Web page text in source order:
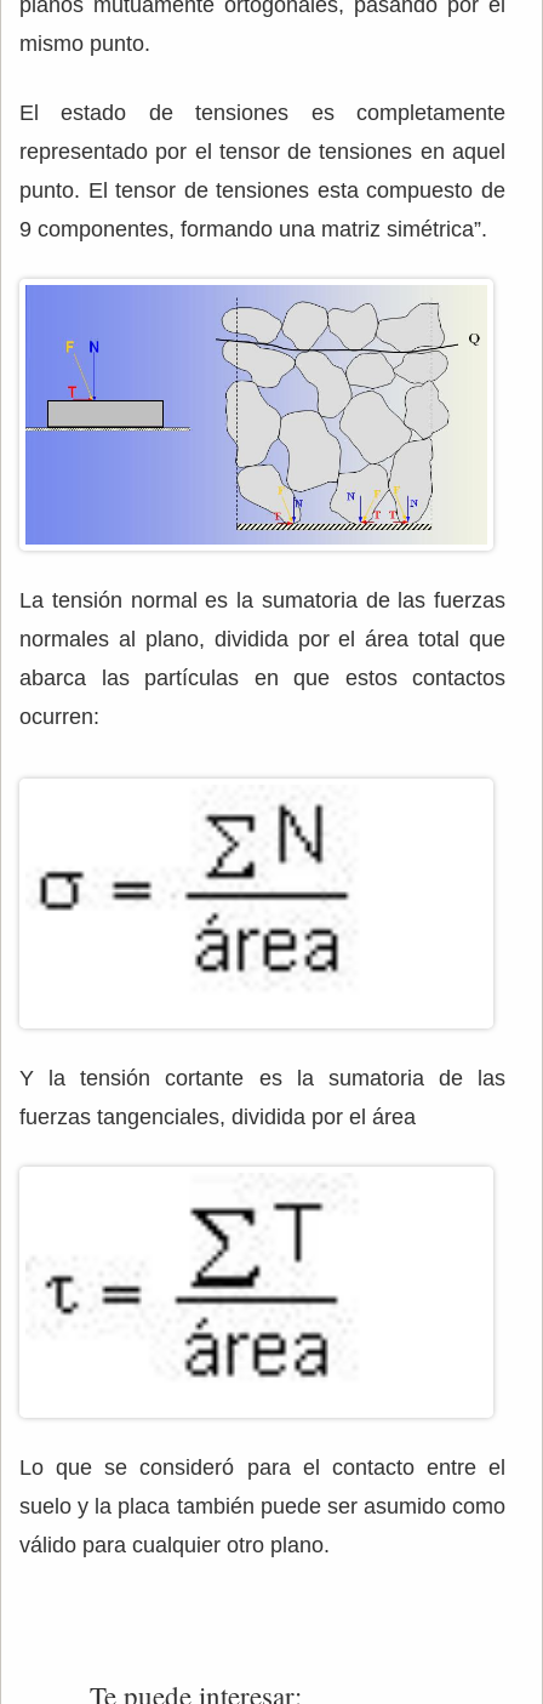
planos mutuamente ortogonales, pasando por el
mismo punto.
El estado de tensiones es completamente
representado por el tensor de tensiones en aquel
punto. El tensor de tensiones esta compuesto de
9 componentes, formando una matriz simétrica”.
La tensión normal es la sumatoria de las fuerzas
normales al plano, dividida por el área total que
abarca las partículas en que estos contactos
ocurren:
Y la tensión cortante es la sumatoria de las
fuerzas tangenciales, dividida por el área
Lo que se consideró para el contacto entre el
suelo y la placa también puede ser asumido como
válido para cualquier otro plano.
Te puede interesar: